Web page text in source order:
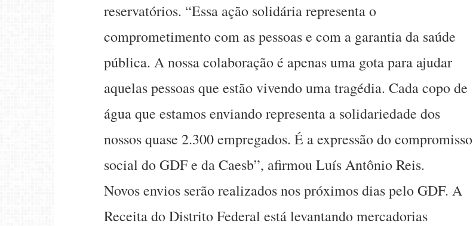
reservatórios. “Essa ação solidária representa o
comprometimento com as pessoas e com a garantia da saúde
pública. A nossa colaboração é apenas uma gota para ajudar
aquelas pessoas que estão vivendo uma tragédia. Cada copo de
água que estamos enviando representa a solidariedade dos
nossos quase 2.300 empregados. É a expressão do compromisso
social do GDF e da Caesb”, afirmou Luís Antônio Reis.
Novos envios serão realizados nos próximos dias pelo GDF. A
Receita do Distrito Federal está levantando mercadorias